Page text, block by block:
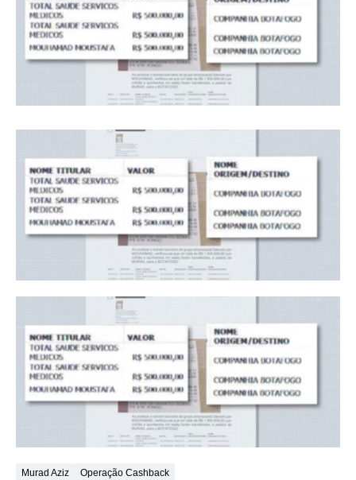
Murad Aziz Operação Cashback